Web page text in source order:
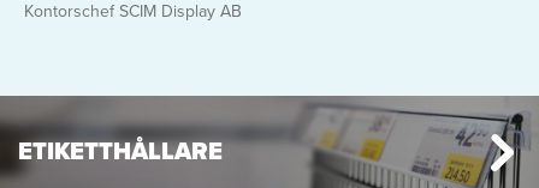
Kontorschef SCIM Display AB
ETIKETTHÅLLARE